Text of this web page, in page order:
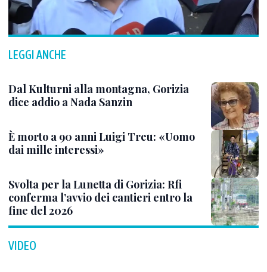
LEGGI ANCHE
Dal Kulturni alla montagna, Gorizia
dice addio a Nada Sanzin
È morto a 90 anni Luigi Treu: «Uomo
dai mille interessi»
Svolta per la Lunetta di Gorizia: Rfi
conferma l’avvio dei cantieri entro la
fine del 2026
VIDEO